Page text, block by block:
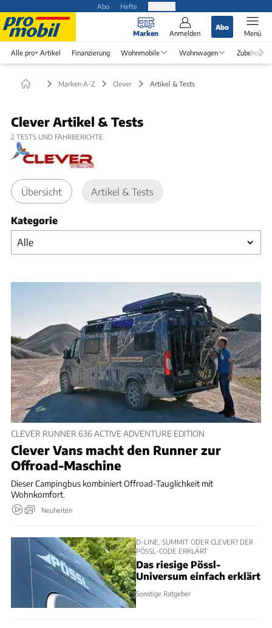
Abo Hefte
Marken Anmelden
Abo
Menü
Alle pro+ Artikel Finanzierung Wohnmobile Wohnwagen Zubehör
Marken A-Z Clever Artikel & Tests
Clever Artikel & Tests
2 TESTS UND FAHRBERICHTE
Übersicht Artikel & Tests
Kategorie
CLEVER RUNNER 636 ACTIVE ADVENTURE EDITION
Clever Vans macht den Runner zur
Offroad-Maschine
Dieser Campingbus kombiniert Offroad-Tauglichkeit mit
Wohnkomfort.
Neuheiten
D-LINE, SUMMIT ODER CLEVER? DER
PÖSSL-CODE ERKLÄRT
Das riesige Pössl-
Universum einfach erklärt
Sonstige Ratgeber